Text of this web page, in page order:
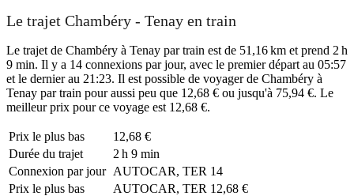
Le trajet Chambéry - Tenay en train
Le trajet de Chambéry à Tenay par train est de 51,16 km et prend 2 h
9 min. Il y a 14 connexions par jour, avec le premier départ au 05:57
et le dernier au 21:23. Il est possible de voyager de Chambéry à
Tenay par train pour aussi peu que 12,68 € ou jusqu'à 75,94 €. Le
meilleur prix pour ce voyage est 12,68 €.
Prix ​​le plus bas
12,68 €
Durée du trajet
2 h 9 min
Connexion par jour AUTOCAR, TER 14
Prix ​​le plus bas
AUTOCAR, TER 12,68 €